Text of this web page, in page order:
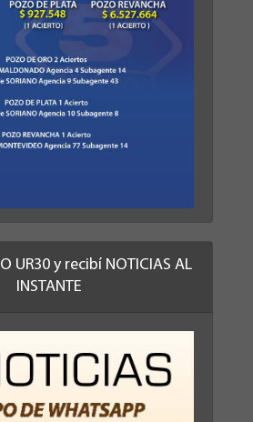
UR30 y recibí NOTICIAS AL
INSTANTE